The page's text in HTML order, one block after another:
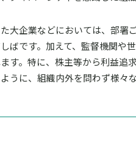
た大企業などにおいては、部署
ばです。加えて、監督機関や
す。特に、株主等から利益追
うに、組織内外を問わず様々